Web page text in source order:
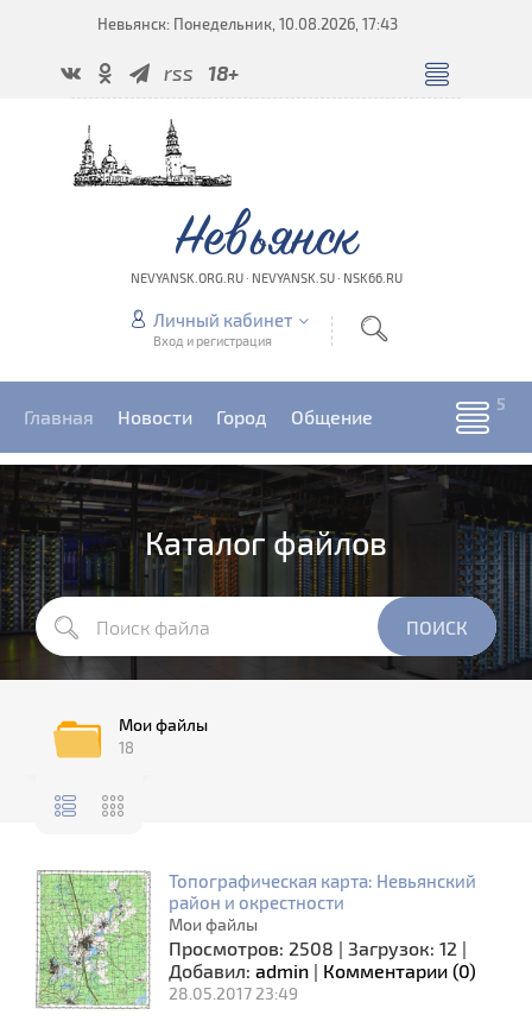
Невьянск: Понедельник, 10.08.2026, 17:43
rss 18+
Невьянск
NEVYANSK.ORG.RU · NEVYANSK.SU · NSK66.RU
Личный кабинет
Вход и регистрация
Главная Новости Город Общение
Каталог файлов
Мои файлы
18
Топографическая карта: Невьянский
район и окрестности
Мои файлы
Просмотров: 2508 | Загрузок: 12 |
Добавил: admin | Комментарии (0)
28.05.2017 23:49